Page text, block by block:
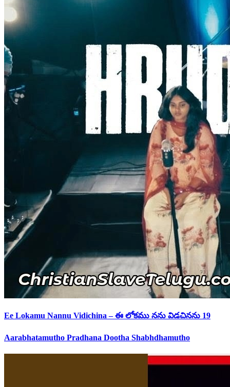
Ee Lokamu Nannu Vidichina – ఈ లోకము నను విడచినను 19
Aarabhatamutho Pradhana Dootha Shabhdhamutho